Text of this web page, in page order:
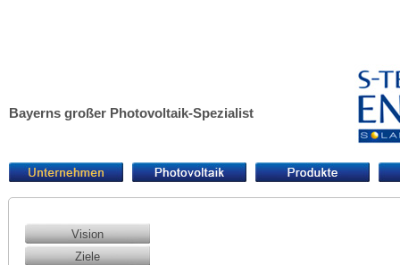
Bayerns großer Photovoltaik-Spezialist
Vision
Ziele